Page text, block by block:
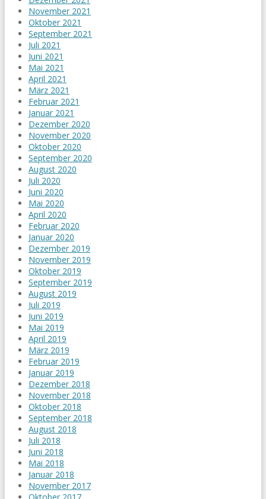
November 2021
Oktober 2021
September 2021
Juli 2021
Juni 2021
Mai 2021
April 2021
März 2021
Februar 2021
Januar 2021
Dezember 2020
November 2020
Oktober 2020
September 2020
August 2020
Juli 2020
Juni 2020
Mai 2020
April 2020
Februar 2020
Januar 2020
Dezember 2019
November 2019
Oktober 2019
September 2019
August 2019
Juli 2019
Juni 2019
Mai 2019
April 2019
März 2019
Februar 2019
Januar 2019
Dezember 2018
November 2018
Oktober 2018
September 2018
August 2018
Juli 2018
Juni 2018
Mai 2018
Januar 2018
November 2017